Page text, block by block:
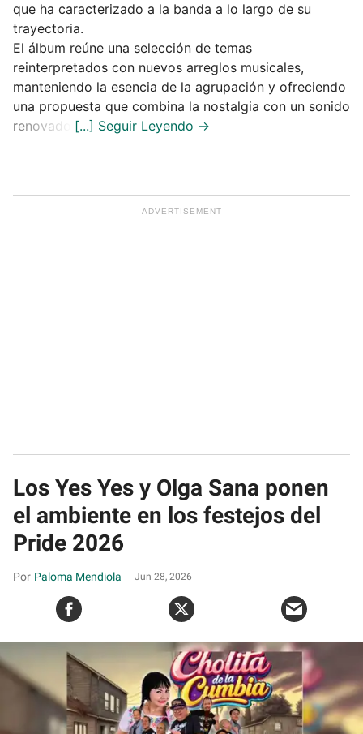
que ha caracterizado a la banda a lo largo de su
trayectoria.
El álbum reúne una selección de temas
reinterpretados con nuevos arreglos musicales,
manteniendo la esencia de la agrupación y ofreciendo
una propuesta que combina la nostalgia con un sonido
renovado.
Los Yes Yes y Olga Sana ponen
el ambiente en los festejos del
Pride 2026
Paloma Mendiola Jun 28, 2026